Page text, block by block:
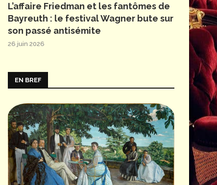
L’affaire Friedman et les fantômes de
Bayreuth : le festival Wagner bute sur
son passé antisémite
26 juin 2026
EN BREF